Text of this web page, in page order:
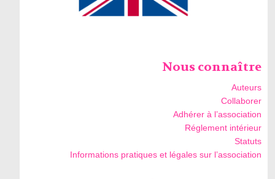
Nous connaître
Auteurs
Collaborer
Adhérer à l’association
Réglement intérieur
Statuts
Informations pratiques et légales sur l’association